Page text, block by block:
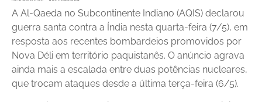
A Al-Qaeda no Subcontinente Indiano (AQIS) declarou
guerra santa contra a Índia nesta quarta-feira (7/5), em
resposta aos recentes bombardeios promovidos por
Nova Déli em território paquistanês. O anúncio agrava
ainda mais a escalada entre duas potências nucleares,
que trocam ataques desde a última terça-feira (6/5).